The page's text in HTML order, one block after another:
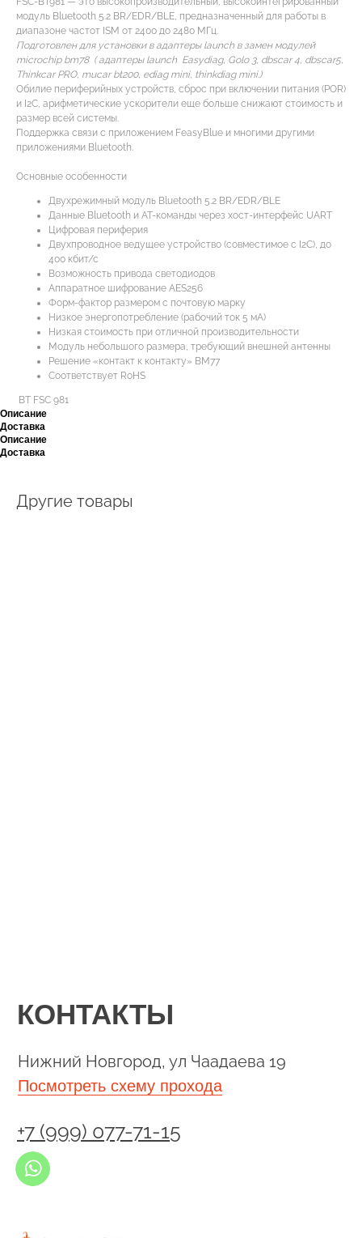
модуль Bluetooth 5.2 BR/EDR/BLE, предназначенный для работы в
диапазоне частот ISM от 2400 до 2480 МГц.
Подготовлен для установки в адаптеры launch в замен модулей
microchip bm78 ( адаптеры launch Easydiag, Golo 3, dbscar 4, dbscar5,
Thinkcar PRO, mucar bt200, ediag mini, thinkdiag mini.)
Обилие периферийных устройств, сброс при включении питания (POR)
и I2C, арифметические ускорители еще больше снижают стоимость и
размер всей системы.
Поддержка связи с приложением FeasyBlue и многими другими
приложениями Bluetooth.
Основные особенности
Двухрежимный модуль Bluetooth 5.2 BR/EDR/BLE
Данные Bluetooth и AT-команды через хост-интерфейс UART
Цифровая периферия
Двухпроводное ведущее устройство (совместимое с I2C), до
400 кбит/с
Возможность привода светодиодов
Аппаратное шифрование AES256
Форм-фактор размером с почтовую марку
Низкое энергопотребление (рабочий ток 5 мА)
Низкая стоимость при отличной производительности
Модуль небольшого размера, требующий внешней антенны
Решение «контакт к контакту» BM77
Соответствует RoHS
BT FSC 981
Описание
Доставка
Описание
Доставка
Другие товары